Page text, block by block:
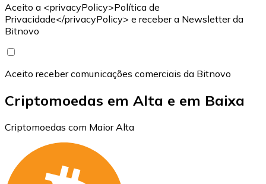
Aceito a <privacyPolicy>Política de
Privacidade</privacyPolicy> e receber a Newsletter da
Bitnovo
Aceito receber comunicações comerciais da Bitnovo
Criptomoedas em Alta e em Baixa
Criptomoedas com Maior Alta